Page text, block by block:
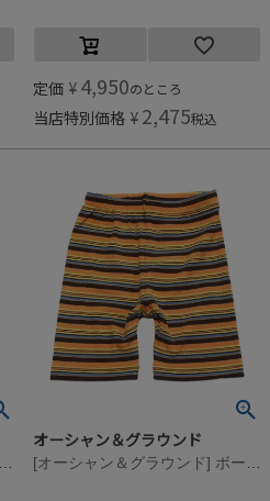
定価 ¥ 4,950のところ
当店特別価格 ¥ 2,475税込
[エックスガールステージズ] MIXロゴ5分丈レギンス L・ブルー(56)
オーシャン＆グラウンド
[オーシャン＆グラウンド] ボーダーサイクルショーツ オレンジ(OR)